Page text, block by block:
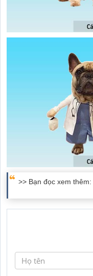
>> Bạn đọc xem thêm: